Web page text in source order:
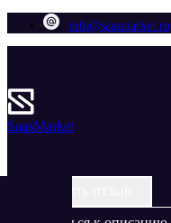
info@saasmarket.ru
SaasMarket